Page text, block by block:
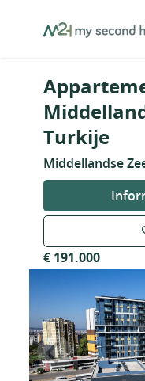
MySecondHome
Turkije
Middellandse
€ 191.000